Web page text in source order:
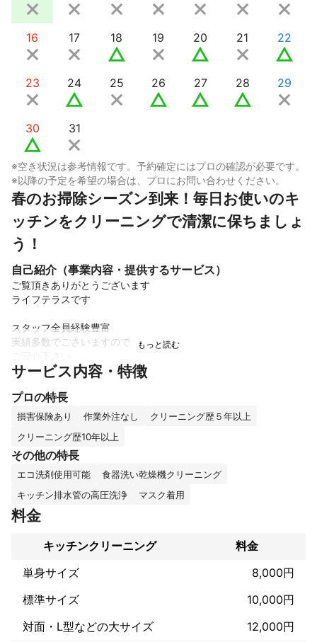
16 17 18 19 20 21 22
23 24 25 26 27 28 29
30 31
※空き状況は参考情報です。予約確定にはプロの確認が必要です。
※以降の予定を希望の場合は、プロにお問い合わせください。
春のお掃除シーズン到来！毎日お使いのキ
ッチンをクリーニングで清潔に保ちましょ
う！
自己紹介（事業内容・提供するサービス）
ご覧頂きありがとうございます
ライフテラスです
スタッフ全員経験豊富
実績多数でごさいますので
行い、経年劣化等や酷い油汚れなど
汚れが取れる取れないも
クオリティの高い
クリーニングを行いますので
是非宜しくお願い致します
弊社は空室クリーニングも作業致しますが
9割が在宅の、お客様宅での作業ですので
しっかりお客様のご意見を聞けますのが
これまでの実績
10年勤め実績を積み
宜しくお願い致します。
サービス内容・特徴
プロの特長
損害保険あり 作業外注なし
クリーニング歴５年以上
クリーニング歴10年以上
その他の特長
エコ洗剤使用可能
食器洗い乾燥機クリーニング
キッチン排水管の高圧洗浄
マスク着用
料金
キッチンクリーニング
料金
単身サイズ
8,000円
標準サイズ
10,000円
対面・L型などの大サイズ
12,000円